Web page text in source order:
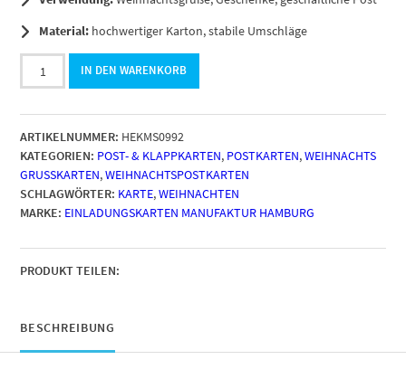
Material: hochwertiger Karton, stabile Umschläge
moderne
mit
Umschlag
-
Motiv
Buntes
Weihnachten
Design-
Karten
im
Set
IN DEN WARENKORB
ARTIKELNUMMER: HEKMS0992
KATEGORIEN: POST- & KLAPPKARTEN, POSTKARTEN,WEIHNACHTS
GRUSSKARTEN ,WEIHNACHTSPOSTKARTEN
SCHLAGWÖRTER: KARTE,WEIHNACHTEN
MARKE: EINLADUNGSKARTEN MANUFAKTUR HAMBURG
PRODUKT TEILEN:
BESCHREIBUNG